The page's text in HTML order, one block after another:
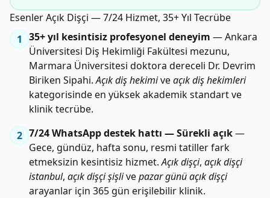
Esenler Açık Dişçi — 7/24 Hizmet, 35+ Yıl Tecrübe
1 35+ yıl kesintisiz profesyonel deneyim — Ankara
Üniversitesi Diş Hekimliği Fakültesi mezunu,
Marmara Üniversitesi doktora dereceli Dr. Devrim
Biriken Sipahi.Açık diş hekimiveaçık diş hekimleri
kategorisinde en yüksek akademik standart ve
klinik tecrübe.
2 7/24 WhatsApp destek hattı — Sürekli açık—
Gece, gündüz, hafta sonu, resmi tatiller fark
etmeksizin kesintisiz hizmet.Açık dişçi, açık dişçi
istanbul, açık dişçi şişlivepazar günü açık dişçi
arayanlar için 365 gün erişilebilir klinik.